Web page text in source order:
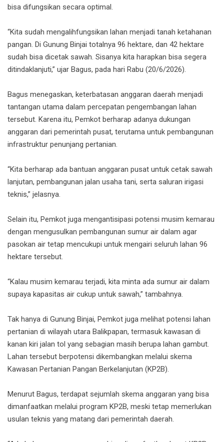
bisa difungsikan secara optimal.
“Kita sudah mengalihfungsikan lahan menjadi tanah ketahanan
pangan. Di Gunung Binjai totalnya 96 hektare, dan 42 hektare
sudah bisa dicetak sawah. Sisanya kita harapkan bisa segera
ditindaklanjuti,” ujar Bagus, pada hari Rabu (20/6/2026).
Bagus menegaskan, keterbatasan anggaran daerah menjadi
tantangan utama dalam percepatan pengembangan lahan
tersebut. Karena itu, Pemkot berharap adanya dukungan
anggaran dari pemerintah pusat, terutama untuk pembangunan
infrastruktur penunjang pertanian.
“Kita berharap ada bantuan anggaran pusat untuk cetak sawah
lanjutan, pembangunan jalan usaha tani, serta saluran irigasi
teknis,” jelasnya.
Selain itu, Pemkot juga mengantisipasi potensi musim kemarau
dengan mengusulkan pembangunan sumur air dalam agar
pasokan air tetap mencukupi untuk mengairi seluruh lahan 96
hektare tersebut.
“Kalau musim kemarau terjadi, kita minta ada sumur air dalam
supaya kapasitas air cukup untuk sawah,” tambahnya.
Tak hanya di Gunung Binjai, Pemkot juga melihat potensi lahan
pertanian di wilayah utara Balikpapan, termasuk kawasan di
kanan kiri jalan tol yang sebagian masih berupa lahan gambut.
Lahan tersebut berpotensi dikembangkan melalui skema
Kawasan Pertanian Pangan Berkelanjutan (KP2B).
Menurut Bagus, terdapat sejumlah skema anggaran yang bisa
dimanfaatkan melalui program KP2B, meski tetap memerlukan
usulan teknis yang matang dari pemerintah daerah.